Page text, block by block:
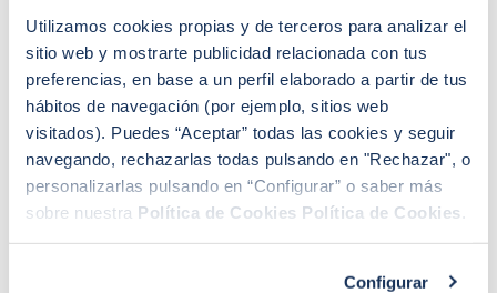
Utilizamos cookies propias y de terceros para analizar el
sitio web y mostrarte publicidad relacionada con tus
preferencias, en base a un perfil elaborado a partir de tus
hábitos de navegación (por ejemplo, sitios web
visitados). Puedes “Aceptar” todas las cookies y seguir
navegando, rechazarlas todas pulsando en "Rechazar", o
personalizarlas pulsando en “Configurar” o saber más
sobre nuestra Política de Cookies Política de Cookies
Configurar
vida, tiempo en el que puede que el euríbor se
estabilice y, con él, las hipotecas.
Hipotecas mixtas en el mercado
Si estamos sopesando esa alternativa… ¿Qué opciones
existen en el mercado? Como hemos comentado aún
no existe una clara apuesta por ellas, pero hay
entidades que las han seguido ofreciendo estos